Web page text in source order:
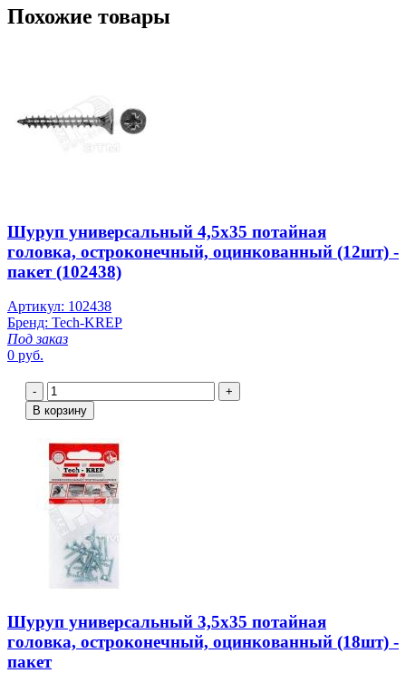
Похожие товары
Шуруп универсальный 4,5х35 потайная
головка, остроконечный, оцинкованный (12шт) -
пакет (102438)
Артикул: 102438
Бренд: Tech-KREP
Под заказ
0 руб.
-
+
В корзину
Шуруп универсальный 3,5х35 потайная
головка, остроконечный, оцинкованный (18шт) -
пакет